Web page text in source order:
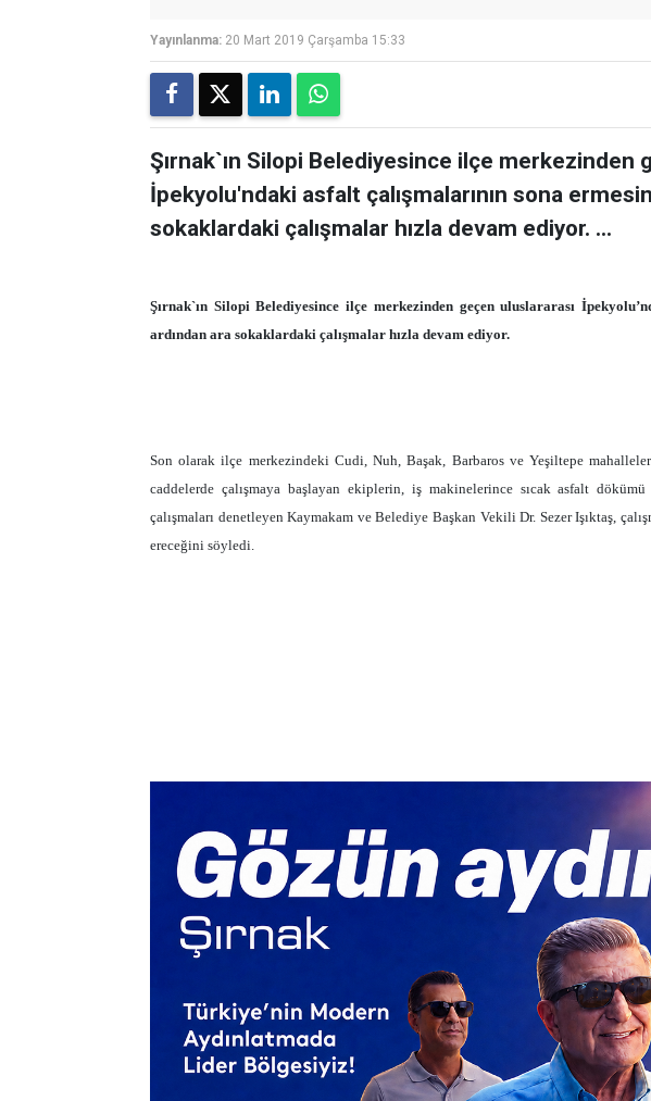
Yayınlanma: 20 Mart 2019 Çarşamba 15:33
Şırnak`ın Silopi Belediyesince ilçe merkezinden
İpekyolu'ndaki asfalt çalışmalarının sona
sokaklardaki çalışmalar hızla devam ediyor. ...
Şırnak`ın Silopi Belediyesince ilçe merkezinden geçen uluslararası
ardından ara sokaklardaki çalışmalar hızla devam ediyor.
Son olarak ilçe merkezindeki Cudi, Nuh, Başak, Barbaros ve Yeşiltepe
caddelerde çalışmaya başlayan ekiplerin, iş makinelerince sıcak asfalt
çalışmaları denetleyen Kaymakam ve Belediye Başkan Vekili Dr. Sezer Işıktaş,
ereceğini söyledi.